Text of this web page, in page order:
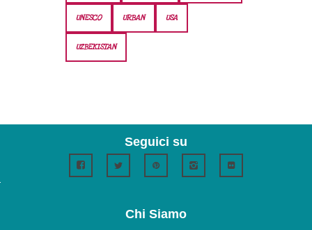
UNESCO URBAN USA
UZBEKISTAN
Seguici su
Chi Siamo